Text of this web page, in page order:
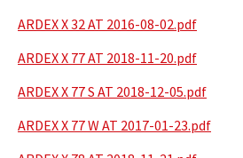
ARDEX X 32 AT 2016-08-02.pdf
ARDEX X 77 AT 2018-11-20.pdf
ARDEX X 77 S AT 2018-12-05.pdf
ARDEX X 77 W AT 2017-01-23.pdf